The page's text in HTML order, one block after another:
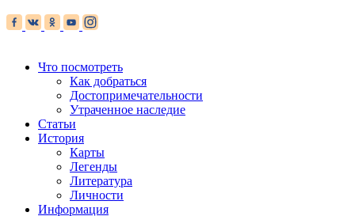
Что посмотреть
Как добраться
Достопримечательности
Утраченное наследие
Статьи
История
Карты
Легенды
Литература
Личности
Информация